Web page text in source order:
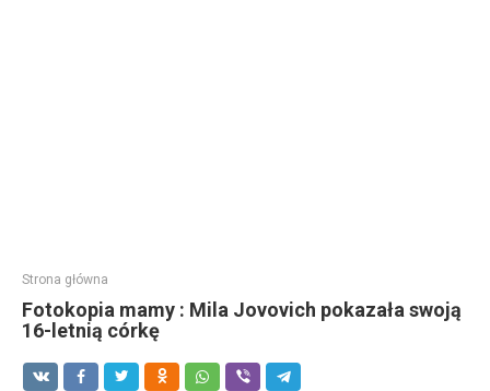
Strona główna
Fotokopia mamy : Mila Jovovich pokazała swoją
16-letnią córkę